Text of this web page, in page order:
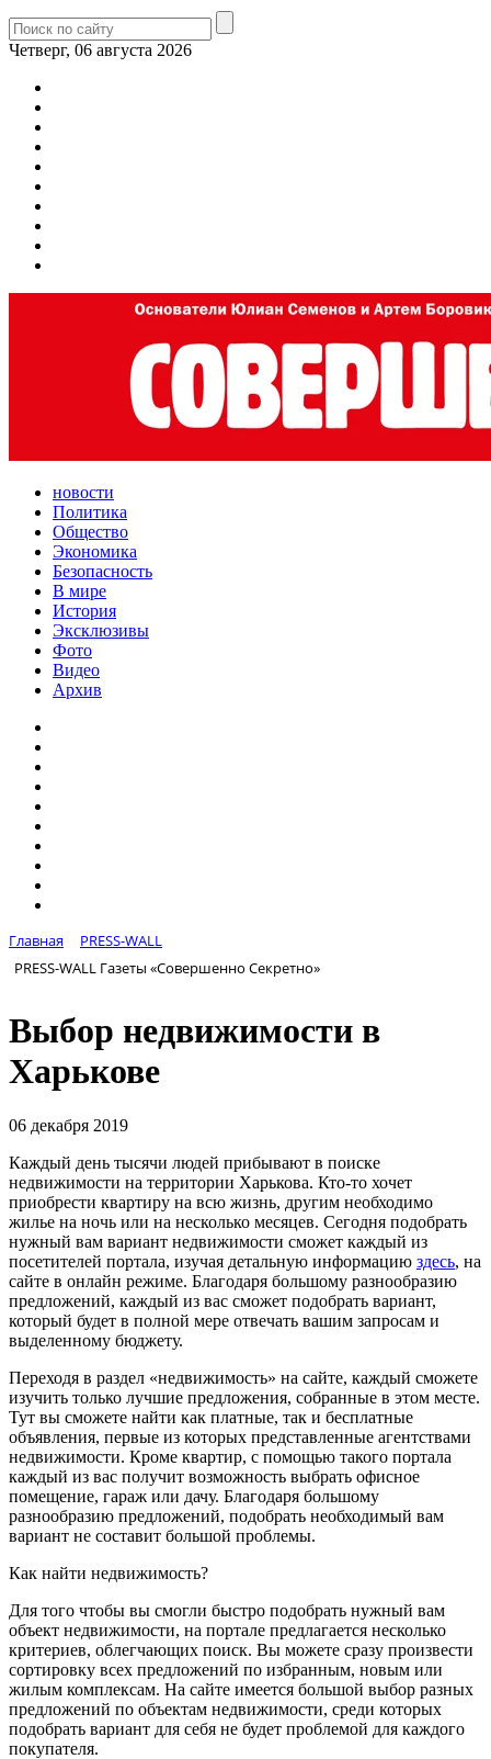
Четверг, 06 августа 2026
новости
Политика
Общество
Экономика
Безопасность
В мире
История
Эксклюзивы
Фото
Видео
Архив
Главная
PRESS-WALL
PRESS-WALL Газеты «Совершенно Секретно»
Выбор недвижимости в
Харькове
06 декабря 2019
Каждый день тысячи людей прибывают в поиске
недвижимости на территории Харькова. Кто-то хочет
приобрести квартиру на всю жизнь, другим необходимо
жилье на ночь или на несколько месяцев. Сегодня подобрать
нужный вам вариант недвижимости сможет каждый из
посетителей портала, изучая детальную информацию здесь, на
сайте в онлайн режиме. Благодаря большому разнообразию
предложений, каждый из вас сможет подобрать вариант,
который будет в полной мере отвечать вашим запросам и
выделенному бюджету.
Переходя в раздел «недвижимость» на сайте, каждый сможете
изучить только лучшие предложения, собранные в этом месте.
Тут вы сможете найти как платные, так и бесплатные
объявления, первые из которых представленные агентствами
недвижимости. Кроме квартир, с помощью такого портала
каждый из вас получит возможность выбрать офисное
помещение, гараж или дачу. Благодаря большому
разнообразию предложений, подобрать необходимый вам
вариант не составит большой проблемы.
Как найти недвижимость?
Для того чтобы вы смогли быстро подобрать нужный вам
объект недвижимости, на портале предлагается несколько
критериев, облегчающих поиск. Вы можете сразу произвести
сортировку всех предложений по избранным, новым или
жилым комплексам. На сайте имеется большой выбор разных
предложений по объектам недвижимости, среди которых
подобрать вариант для себя не будет проблемой для каждого
покупателя.